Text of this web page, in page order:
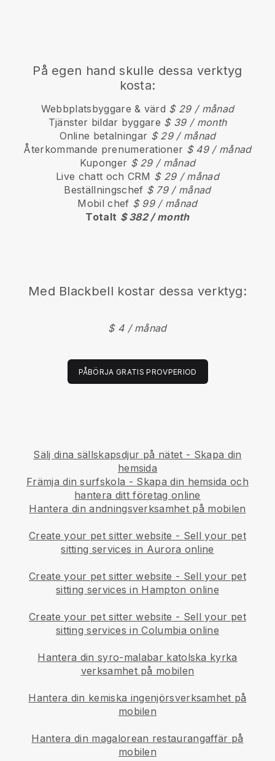
På egen hand skulle dessa verktyg
kosta:
Webbplatsbyggare & värd $ 29 / månad
Tjänster bildar byggare $ 39 / month
Online betalningar $ 29 / månad
Återkommande prenumerationer $ 49 / månad
Kuponger $ 29 / månad
Live chatt och CRM $ 29 / månad
Beställningschef $ 79 / månad
Mobil chef $ 99 / månad
Totalt $ 382 / month
Med Blackbell kostar dessa verktyg:
$ 4 / månad
PÅBÖRJA GRATIS PROVPERIOD
Sälj dina sällskapsdjur på nätet - Skapa din
hemsida
Främja din surfskola - Skapa din hemsida och
hantera ditt företag online
Hantera din andningsverksamhet på mobilen
Create your pet sitter website - Sell your pet
sitting services in Aurora online
Create your pet sitter website - Sell your pet
sitting services in Hampton online
Create your pet sitter website - Sell your pet
sitting services in Columbia online
Hantera din syro-malabar katolska kyrka
verksamhet på mobilen
Hantera din kemiska ingenjörsverksamhet på
mobilen
Hantera din magalorean restaurangaffär på
mobilen